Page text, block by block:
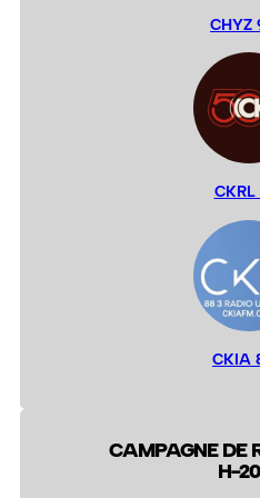
CHYZ
CKRL
CKIA
CAMPAGNE DE
H-